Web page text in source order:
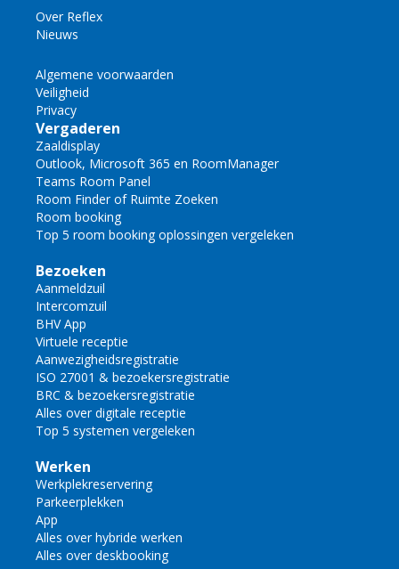
Over Reflex
Nieuws
Algemene voorwaarden
Veiligheid
Privacy
Vergaderen
Zaaldisplay
Outlook, Microsoft 365 en RoomManager
Teams Room Panel
Room Finder of Ruimte Zoeken
Room booking
Top 5 room booking oplossingen vergeleken
Bezoeken
Aanmeldzuil
Intercomzuil
BHV App
Virtuele receptie
Aanwezigheidsregistratie
ISO 27001 & bezoekersregistratie
BRC & bezoekersregistratie
Alles over digitale receptie
Top 5 systemen vergeleken
Werken
Werkplekreservering
Parkeerplekken
App
Alles over hybride werken
Alles over deskbooking